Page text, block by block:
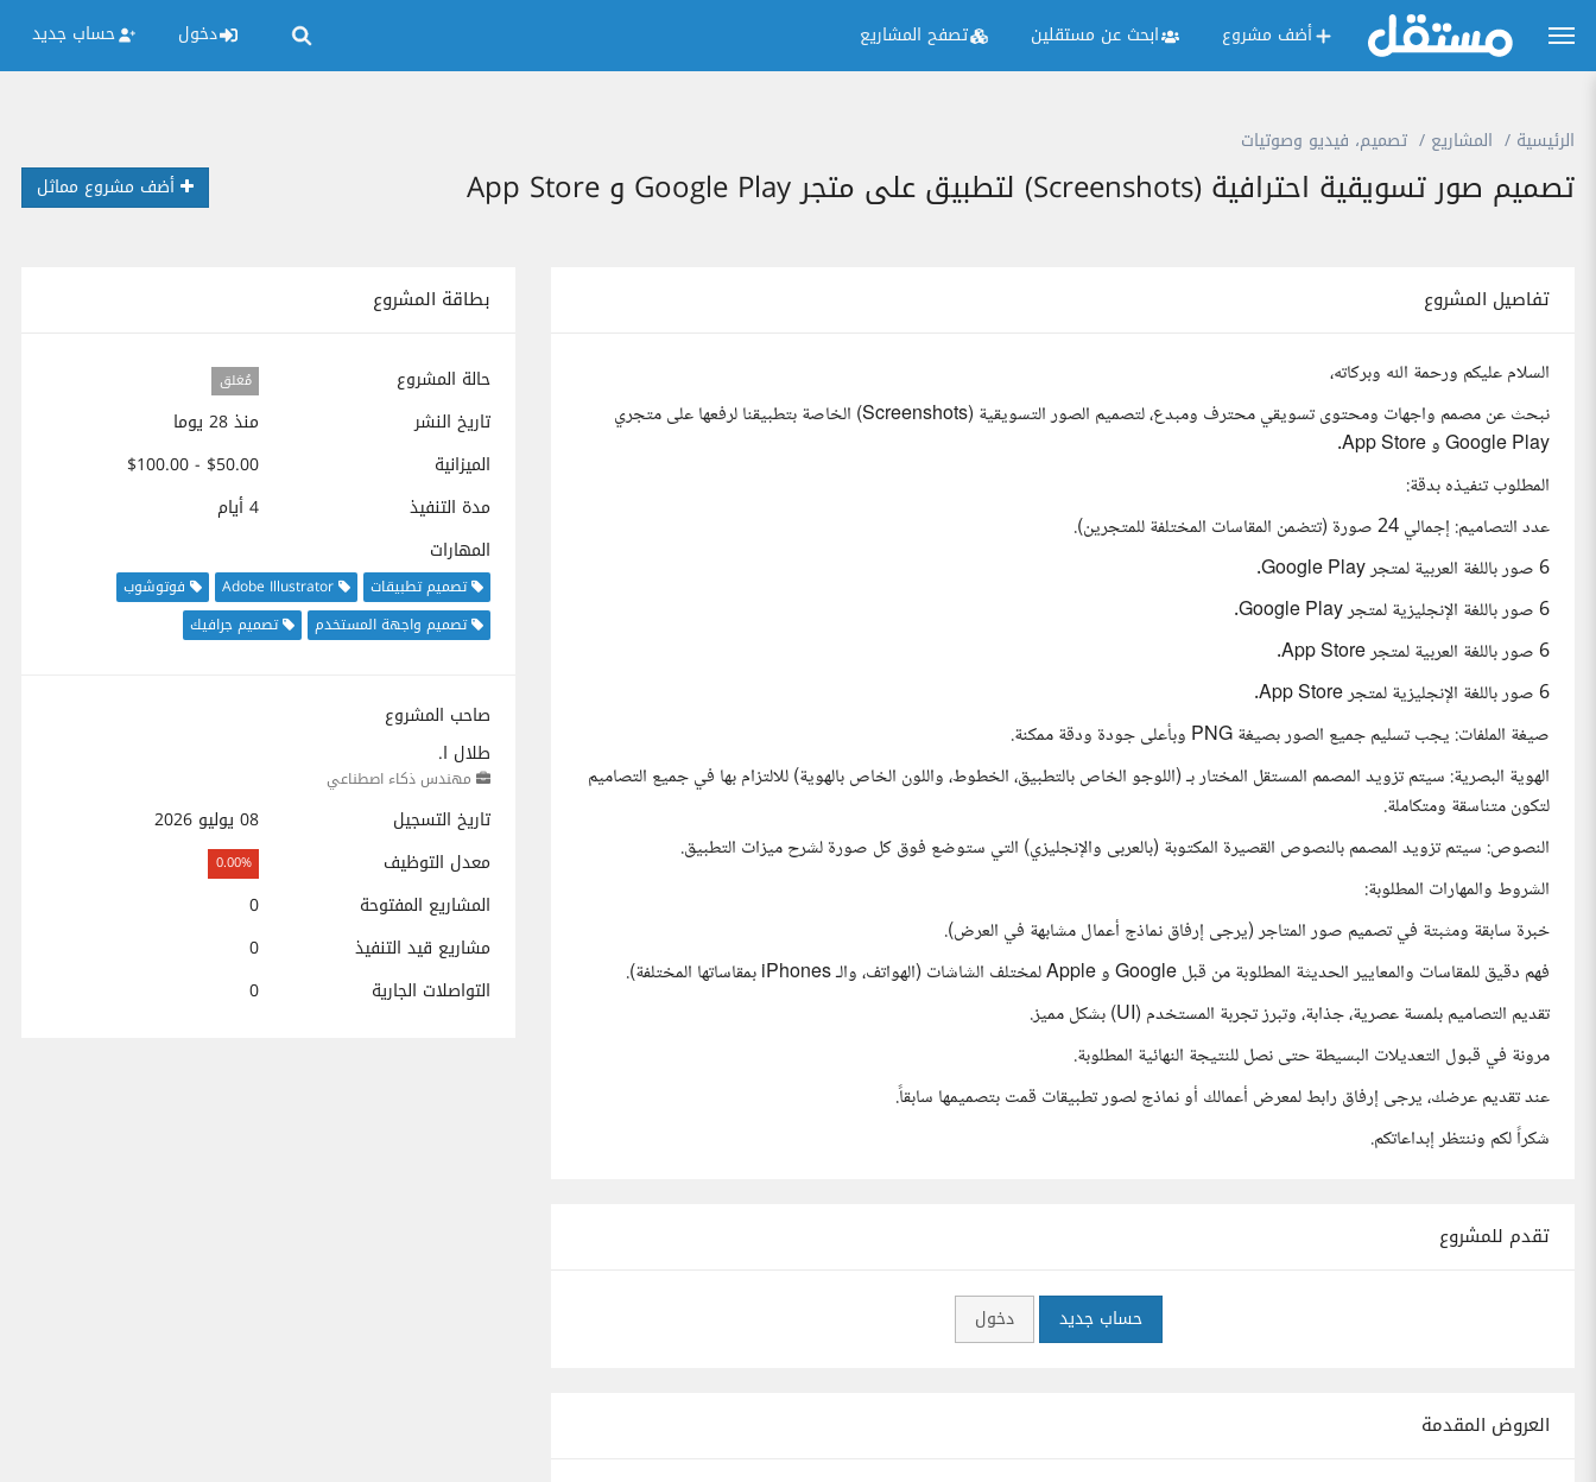
أضف مشروع ابحث عن مستقلين تصفح المشاريع دخول حساب جديد
الرئيسية المشاريع تصميم، فيديو وصوتيات
تصميم صور تسويقية احترافية (Screenshots) لتطبيق على متجر Google Play و App Store أضف مشروع مماثل
بطاقة المشروع
حالة المشروع مُغلق
تاريخ النشر
منذ 28 يوما
الميزانية
$50.00 - $100.00
مدة التنفيذ
4 أيام
المهارات
تصميم تطبيقات Adobe Illustrator
فوتوشوب
تصميم واجهة المستخدم
تصميم جرافيك
صاحب المشروع
طلال ا.
مهندس ذكاء اصطناعي
تاريخ التسجيل
08 يوليو 2026
معدل التوظيف
0.00%
المشاريع المفتوحة
0
مشاريع قيد التنفيذ
0
التواصلات الجارية
0
تفاصيل المشروع
السلام عليكم ورحمة الله وبركاته،
نبحث عن مصمم واجهات ومحتوى تسويقي محترف ومبدع، لتصميم الصور التسويقية (Screenshots) الخاصة بتطبيقنا لرفعها على متجري
Google Play و App Store.
المطلوب تنفيذه بدقة:
عدد التصاميم: إجمالي 24 صورة (تتضمن المقاسات المختلفة للمتجرين).
6 صور باللغة العربية لمتجر Google Play.
6 صور باللغة الإنجليزية لمتجر Google Play.
6 صور باللغة العربية لمتجر App Store.
6 صور باللغة الإنجليزية لمتجر App Store.
صيغة الملفات: يجب تسليم جميع الصور بصيغة PNG وبأعلى جودة ودقة ممكنة.
الهوية البصرية: سيتم تزويد المصمم المستقل المختار بـ (اللوجو الخاص بالتطبيق، الخطوط، واللون الخاص بالهوية) للالتزام بها في جميع التصاميم
لتكون متناسقة ومتكاملة.
النصوص: سيتم تزويد المصمم بالنصوص القصيرة المكتوبة (بالعربى والإنجليزي) التي ستوضع فوق كل صورة لشرح ميزات التطبيق.
الشروط والمهارات المطلوبة:
خبرة سابقة ومثبتة في تصميم صور المتاجر (يرجى إرفاق نماذج أعمال مشابهة في العرض).
فهم دقيق للمقاسات والمعايير الحديثة المطلوبة من قبل Google و Apple لمختلف الشاشات (الهواتف، والـ iPhones بمقاساتها المختلفة).
تقديم التصاميم بلمسة عصرية، جذابة، وتبرز تجربة المستخدم (UI) بشكل مميز.
مرونة في قبول التعديلات البسيطة حتى نصل للنتيجة النهائية المطلوبة.
عند تقديم عرضك، يرجى إرفاق رابط لمعرض أعمالك أو نماذج لصور تطبيقات قمت بتصميمها سابقاً.
شكراً لكم وننتظر إبداعاتكم.
تقدم للمشروع
حساب جديد دخول
العروض المقدمة